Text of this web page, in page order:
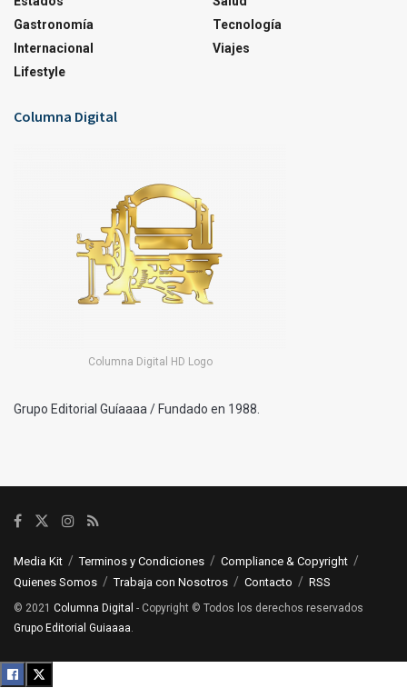
Gastronomía
Internacional
Lifestyle
Tecnología
Viajes
Columna Digital
Columna Digital HD Logo
Grupo Editorial Guíaaaa / Fundado en 1988.
Media Kit Terminos y Condiciones
Compliance & Copyright
Quienes Somos
Trabaja con Nosotros Contacto RSS
© 2021 Columna Digital - Copyright © Todos los derechos reservados
Grupo Editorial Guiaaaa.